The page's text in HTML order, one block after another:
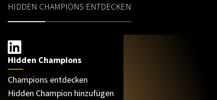
HIDDEN CHAMPIONS ENTDECKEN
Hidden Champions
Champions entdecken
Hidden Champion hinzufügen